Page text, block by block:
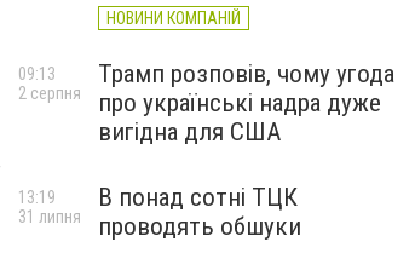
НОВИНИ КОМПАНІЙ
Трамп розповів, чому угода
про українські надра дуже
вигідна для США
09:13
2 серпня
В понад сотні ТЦК
проводять обшуки
13:19
31 липня